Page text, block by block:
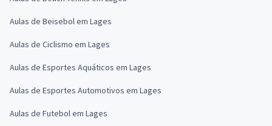
Aulas de Beisebol em Lages
Aulas de Ciclismo em Lages
Aulas de Esportes Aquáticos em Lages
Aulas de Esportes Automotivos em Lages
Aulas de Futebol em Lages